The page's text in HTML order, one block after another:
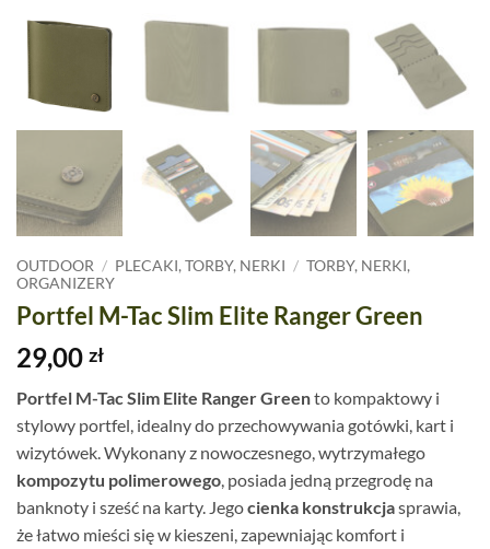
OUTDOOR / PLECAKI, TORBY, NERKI / TORBY, NERKI,
ORGANIZERY
Portfel M-Tac Slim Elite Ranger Green
29,00 zł
Portfel M-Tac Slim Elite Ranger Greento kompaktowy i
stylowy portfel, idealny do przechowywania gotówki, kart i
wizytówek. Wykonany z nowoczesnego, wytrzymałego
kompozytu polimerowego, posiada jedną przegrodę na
banknoty i sześć na karty. Jegocienka konstrukcjasprawia,
że łatwo mieści się w kieszeni, zapewniając komfort i